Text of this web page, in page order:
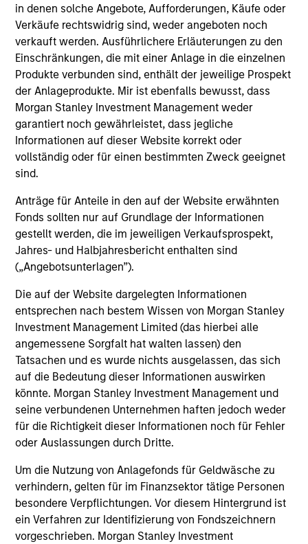
in denen solche Angebote, Aufforderungen, Käufe oder
Verkäufe rechtswidrig sind, weder angeboten noch
verkauft werden. Ausführlichere Erläuterungen zu den
Einschränkungen, die mit einer Anlage in die einzelnen
Produkte verbunden sind, enthält der jeweilige Prospekt
der Anlageprodukte. Mir ist ebenfalls bewusst, dass
Morgan Stanley Investment Management weder
garantiert noch gewährleistet, dass jegliche
Informationen auf dieser Website korrekt oder
vollständig oder für einen bestimmten Zweck geeignet
sind.
Anträge für Anteile in den auf der Website erwähnten
Fonds sollten nur auf Grundlage der Informationen
gestellt werden, die im jeweiligen Verkaufsprospekt,
Jahres- und Halbjahresbericht enthalten sind
(„Angebotsunterlagen”).
Die auf der Website dargelegten Informationen
entsprechen nach bestem Wissen von Morgan Stanley
Investment Management Limited (das hierbei alle
angemessene Sorgfalt hat walten lassen) den
Tatsachen und es wurde nichts ausgelassen, das sich
auf die Bedeutung dieser Informationen auswirken
könnte. Morgan Stanley Investment Management und
seine verbundenen Unternehmen haften jedoch weder
für die Richtigkeit dieser Informationen noch für Fehler
oder Auslassungen durch Dritte.
Um die Nutzung von Anlagefonds für Geldwäsche zu
verhindern, gelten für im Finanzsektor tätige Personen
besondere Verpflichtungen. Vor diesem Hintergrund ist
ein Verfahren zur Identifizierung von Fondszeichnern
vorgeschrieben. Morgan Stanley Investment
2
Calvert employs a proprietary assessment framework for
Green Bonds (which has regard to, where appropriate,
recognised green bond guidelines such as the Green
Bonds Principles of the International Capital Market
Association), through which the robustness, expected
impact and transparency of all such instruments in the
strategy are evaluated.
3
A multi-sector investment approach combines top-down
set with help from a highly experienced and specialized
team.
Investment Approach
Calvert seeks consistent outperformance through a
a disciplined focus on risk. We believe this combination
creates a more complete assessment of an issuer’s long-
term value and informs the capital structure and maturity
decisions for individual bonds.